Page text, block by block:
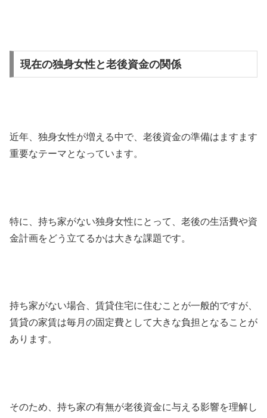
現在の独身女性と老後資金の関係
近年、独身女性が増える中で、老後資金の準備はますます
重要なテーマとなっています。
特に、持ち家がない独身女性にとって、老後の生活費や資
金計画をどう立てるかは大きな課題です。
持ち家がない場合、賃貸住宅に住むことが一般的ですが、
賃貸の家賃は毎月の固定費として大きな負担となることが
あります。
そのため、持ち家の有無が老後資金に与える影響を理解し